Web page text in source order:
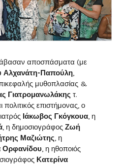
αποσπάσματα (με
Αλχανάτη-Παπούλη,
μυθοπλασίας &
Γιατρομανωλάκης τ.
επιστήμονας, ο
Ιάκωβος Γκόγκουα, η
, η δημοσιογράφος Ζωή
Μαζιώτης, η
, η ηθοποιός
Κατερίνα